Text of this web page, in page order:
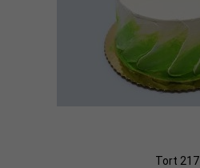
Tort 217